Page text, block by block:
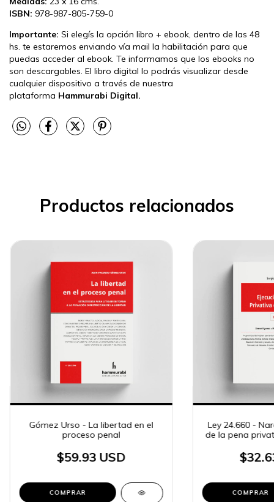
ISBN: 978-987-805-759-0
Importante: Si elegís la opción libro + ebook, dentro de las 48
hs. te estaremos enviando vía mail la habilitación para que
puedas acceder al ebook. Te informamos que los ebooks no
son descargables. El libro digital lo podrás visualizar desde
cualquier dispositivo a través de nuestra
plataforma Hammurabi Digital.
Productos relacionados
Gómez Urso - La libertad en el
proceso penal
$59.93 USD
COMPRAR
Ley 24.660 -
de la pena
COMPRAR